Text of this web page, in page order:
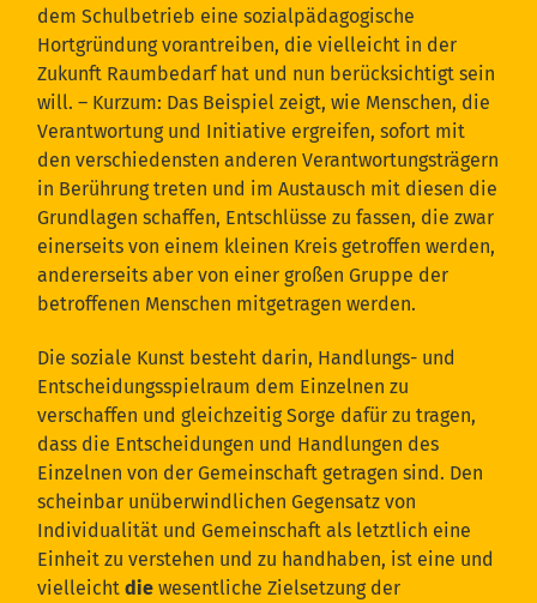
dem Schulbetrieb eine sozialpädagogische
Hortgründung vorantreiben, die vielleicht in der
Zukunft Raumbedarf hat und nun berücksichtigt sein
will. – Kurzum: Das Beispiel zeigt, wie Menschen, die
Verantwortung und Initiative ergreifen, sofort mit
den verschiedensten anderen Verantwortungsträgern
in Berührung treten und im Austausch mit diesen die
Grundlagen schaffen, Entschlüsse zu fassen, die zwar
einerseits von einem kleinen Kreis getroffen werden,
andererseits aber von einer großen Gruppe der
betroffenen Menschen mitgetragen werden.
Die soziale Kunst besteht darin, Handlungs- und
Entscheidungsspielraum dem Einzelnen zu
verschaffen und gleichzeitig Sorge dafür zu tragen,
dass die Entscheidungen und Handlungen des
Einzelnen von der Gemeinschaft getragen sind. Den
scheinbar unüberwindlichen Gegensatz von
Individualität und Gemeinschaft als letztlich eine
Einheit zu verstehen und zu handhaben, ist eine und
vielleichtdiewesentliche Zielsetzung der